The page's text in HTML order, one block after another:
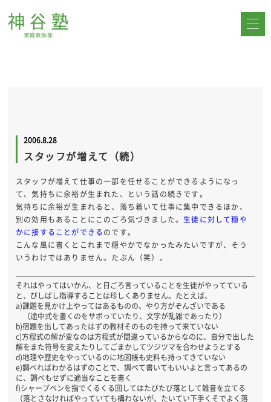
2006.8.28
スタッフが増えて（続）
スタッフが増えて仕事の一部を任せることができるようになっ
て、気持ちに余裕が生まれた、という話の続きです。
気持ちに余裕が生まれると、落ち着いて仕事に集中できるほか、
別の効用もあることにこのごろ気づきました。生徒に対して穏や
かに接することができるのです。
こんな風に書くとこれまで穏やかでなかったみたいですが、そう
いうわけではありません。たぶん（笑）。
それはやってはいかん、と日ごろ言っていることを生徒がやってている
と、びしばし指導することは珍しくありません。たとえば、
a)課題を見かけ上やってはあるものの、やり方がぞんざいである
（途中式を書くのをサボっていたり、文字が乱雑であったり）
b)宿題を出してあったはずの教材そのものを持って来ていない
c)方程式の解が変なのは方程式が間違っているからなのに、自分で出した
解をまた符号を変えたりしてごまかしてツジツマを合わせようとする
d)地理や歴史をやっているのに地図帳も史料も持ってきていない
e)調べればわかるはずのことで、調べて書いてもいいよと言ってあるの
に、調べもせずに適当なことを書く
f)シャープペンを指でくるくる回してはたびたび落として雑音を立てる
（落とさなければやっていても構わないが、たいてい下手くそでよく落